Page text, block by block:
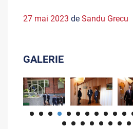
27 mai 2023 de Sandu Grecu
GALERIE